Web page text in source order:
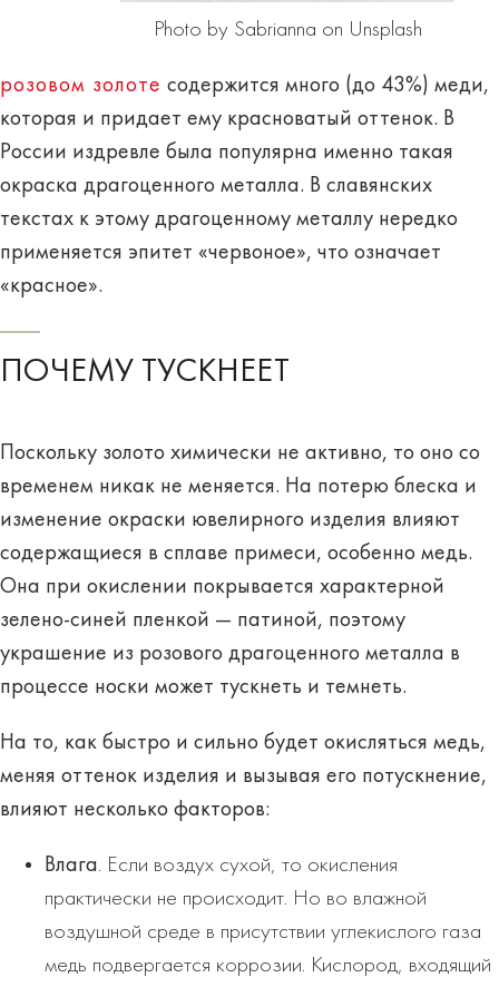
Photo by Sabrianna on Unsplash
розовом золоте содержится много (до 43%) меди,
которая и придает ему красноватый оттенок. В
России издревле была популярна именно такая
окраска драгоценного металла. В славянских
текстах к этому драгоценному металлу нередко
применяется эпитет «червоное», что означает
«красное».
ПОЧЕМУ ТУСКНЕЕТ
Поскольку золото химически не активно, то оно со
временем никак не меняется. На потерю блеска и
изменение окраски ювелирного изделия влияют
содержащиеся в сплаве примеси, особенно медь.
Она при окислении покрывается характерной
зелено-синей пленкой — патиной, поэтому
украшение из розового драгоценного металла в
процессе носки может тускнеть и темнеть.
На то, как быстро и сильно будет окисляться медь,
меняя оттенок изделия и вызывая его потускнение,
влияют несколько факторов:
Влага. Если воздух сухой, то окисления
практически не происходит. Но во влажной
воздушной среде в присутствии углекислого газа
медь подвергается коррозии. Кислород, входящий